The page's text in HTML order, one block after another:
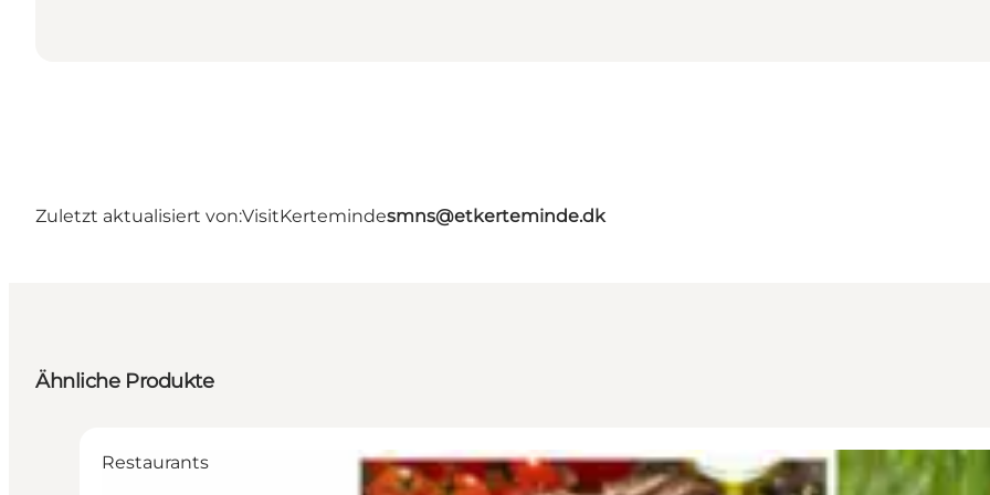
Zuletzt aktualisiert von:VisitKertemindesmns@etkerteminde.dk
Ähnliche Produkte
Restaurants